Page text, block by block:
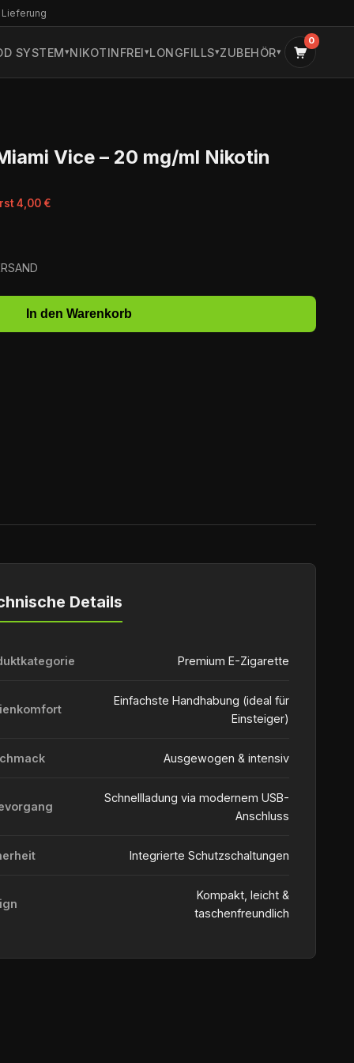
SYSTEM NIKOTINFREI LONGFILLS ZUBEHÖR
0
Vice – 20 mg/ml Nikotin
4,00 €
In den Warenkorb
Details
Premium E-Zigarette
Einfachste Handhabung (ideal für
Einsteiger)
Ausgewogen & intensiv
Schnellladung via modernem USB-
Anschluss
Integrierte Schutzschaltungen
Kompakt, leicht &
taschenfreundlich